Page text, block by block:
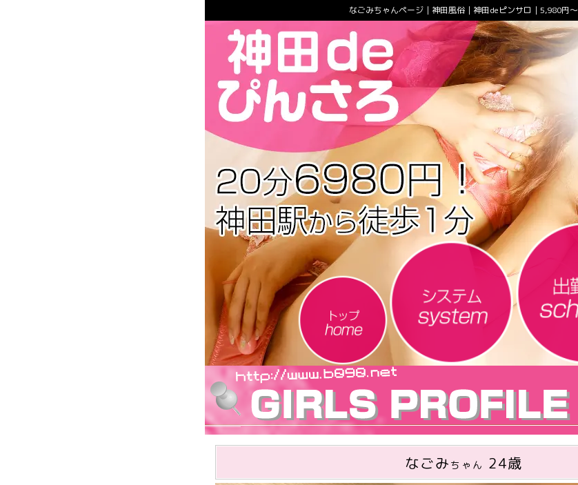
なごみちゃんページ｜神田風俗｜神田deピンサロ｜5,980円～
なごみ ちゃん 24歳